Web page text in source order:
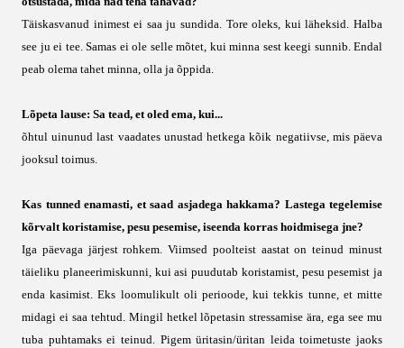
Täiskasvanud inimest ei saa ju sundida. Tore oleks, kui läheksid. Halba
see ju ei tee. Samas ei ole selle mõtet, kui minna sest keegi sunnib. Endal
peab olema tahet minna, olla ja õppida.
Lõpeta lause: Sa tead, et oled ema, kui...
õhtul uinunud last vaadates unustad hetkega kõik negatiivse, mis päeva
jooksul toimus.
Kas tunned enamasti, et saad asjadega hakkama? Lastega tegelemise
kõrvalt koristamise, pesu pesemise, iseenda korras hoidmisega jne?
Iga päevaga järjest rohkem. Viimsed poolteist aastat on teinud minust
täieliku planeerimiskunni, kui asi puudutab koristamist, pesu pesemist ja
enda kasimist. Eks loomulikult oli perioode, kui tekkis tunne, et mitte
midagi ei saa tehtud. Mingil hetkel lõpetasin stressamise ära, ega see mu
tuba puhtamaks ei teinud. Pigem üritasin/üritan leida toimetuste jaoks